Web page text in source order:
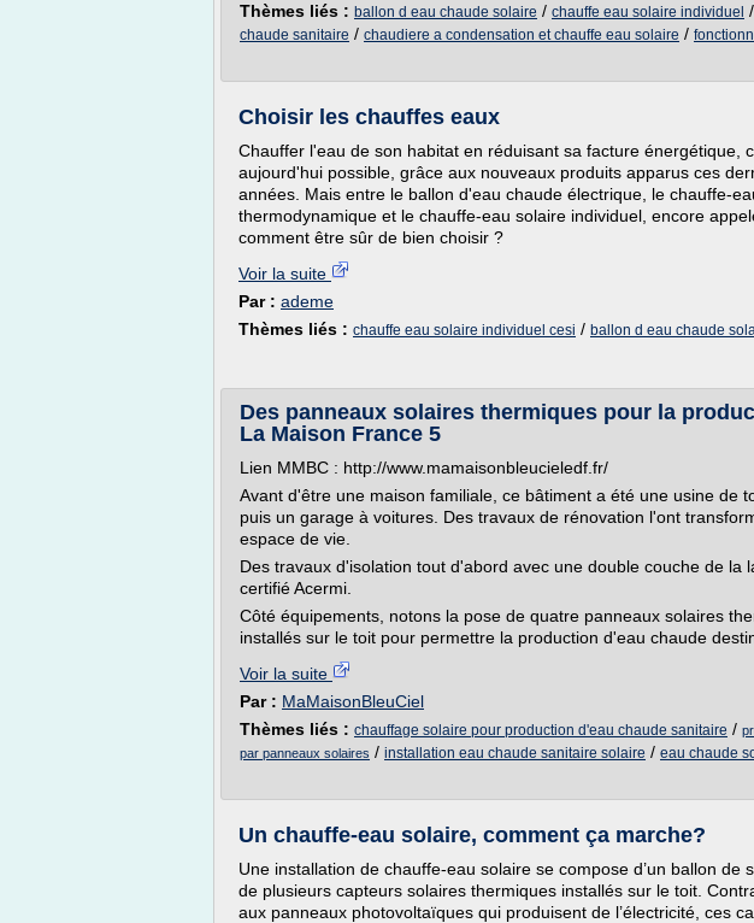
Thèmes liés : ballon d eau chaude solaire / chauffe eau solaire individuel /
chaude sanitaire / chaudiere a condensation et chauffe eau solaire /
Choisir les chauffes eaux
Chauffer l'eau de son habitat en réduisant sa facture énergétique,
aujourd'hui possible, grâce aux nouveaux produits apparus ces
années. Mais entre le ballon d'eau chaude électrique, le chauffe-
thermodynamique et le chauffe-eau solaire individuel, encore
comment être sûr de bien choisir ?
Voir la suite
Par : ademe
Thèmes liés : chauffe eau solaire individuel cesi / ballon d eau chaude
Des panneaux solaires thermiques pour la
La Maison France 5
Lien MMBC : http://www.mamaisonbleucieledf.fr/
Avant d'être une maison familiale, ce bâtiment a été une usine de
puis un garage à voitures. Des travaux de rénovation l'ont
espace de vie.
Des travaux d'isolation tout d'abord avec une double couche de la
certifié Acermi.
Côté équipements, notons la pose de quatre panneaux solaires
installés sur le toit pour permettre la production d'eau chaude
Voir la suite
Par : MaMaisonBleuCiel
Thèmes liés : chauffage solaire pour production d'eau chaude sanitaire /
par panneaux solaires / installation eau chaude sanitaire solaire / eau chaude
Un chauffe-eau solaire, comment ça marche?
Une installation de chauffe-eau solaire se compose d’un ballon de
de plusieurs capteurs solaires thermiques installés sur le toit.
aux panneaux photovoltaïques qui produisent de l’électricité, ces